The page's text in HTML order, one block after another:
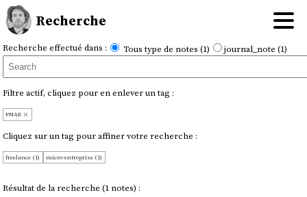
Recherche
Recherche effectué dans : Tous type de notes (1) journal_note (1)
Filtre actif, cliquez pour en enlever un tag :
FNAE
Cliquez sur un tag pour affiner votre recherche :
freelance (1) micro-entreprise (1)
Résultat de la recherche (1 notes) :